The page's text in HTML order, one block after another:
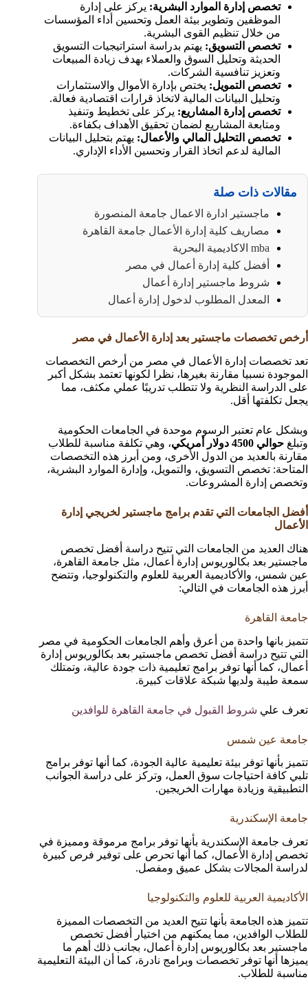
تخصص إدارة الموارد البشرية: يركز على إدارة
الموظفين وتطوير بيئة العمل وتحسين أداء المؤسسات
من خلال تنظيم القوى البشرية.
تخصص التسويق: يهتم بدراسة استراتيجيات التسويق
الحديثة وتحليل السوق والعملاء بهدف زيادة المبيعات
وتعزيز تنافسية الشركات.
تخصص التمويل: يختص بإدارة الأموال والاستثمارات
وتحليل البيانات المالية لاتخاذ قرارات اقتصادية فعالة.
تخصص إدارة المشاريع: يركز على تخطيط وتنفيذ
ومتابعة المشاريع لضمان تحقيق الأهداف بكفاءة.
تخصص التحليل المالي والأعمال: يهتم بتحليل البيانات
المالية لدعم اتخاذ القرار وتحسين الأداء الإداري.
مقالات ذات صلة
ماجستير ادارة الاعمال جامعة المنصورة
مصاريف كلية إدارة الأعمال جامعة القاهرة
mba الاكاديمية البحرية
أفضل كلية إدارة أعمال في مصر
شروط ماجستير إدارة أعمال
المعدل المطلوب لدخول إدارة أعمال
أرخص تخصصات ماجستير بعد إدارة الأعمال في مصر
تعد تخصصات إدارة الأعمال في مصر من أرخص التخصصات
الموجودة نسبيا مقارنة بغيرها، نظرا لكونها تعتمد بشكل أكبر
على الدراسة النظرية ولا تتطلب تدريبًا عملي مكثف، مما
يجعل تكلفتها أقل.
وبشكل عام تعتبر الرسوم موحدة في الجامعات الحكومية
وتبلغ حوالي 4500 دولار أمريكي
، وهي تكلفة مناسبة للطلاب
مقارنة بالعديد من الدول الأخرى، ومن أبرز هذه التخصصات
المتاحة: تخصص التسويق، والتمويل، وإدارة الموارد البشرية،
وتخصص إدارة المشروعات.
أفضل الجامعات التي تقدم برامج ماجستير لخريجي إدارة
الأعمال
هناك العديد من الجامعات التي تتيح دراسة أفضل تخصص
ماجستير بعد بكالوريوس إدارة أعمال، مثل جامعة القاهرة،
عين شمس، والأكاديمية العربية للعلوم والتكنولوجيا، وتتضح
أبرز هذه الجامعات في التالي:
جامعة القاهرة
تتميز بانها واحدة من أعرق وأهم الجامعات الحكومية في مصر
التي تتيح دراسة أفضل تخصص ماجستير بعد بكالوريوس إدارة
أعمال، كما أنها توفر برامج تعليمية ذات جودة عالية، وتمتلك
سمعة طيبة ولديها شبكة علاقات كبيرة.
تعرف علي شروط القبول في جامعة القاهرة للوافدين
جامعة عين شمس
تتميز بأنها توفر بيئة تعليمية عالية الجودة، كما أنها توفر برامج
تلبي كافة احتياجات سوق العمل، وتركز على دراسة الجوانب
التطبيقية وزيادة مهارات الخريجين.
جامعة الإسكندرية
تعرف جامعة الإسكندرية بأنها توفر برامج مرموقة ومميزة في
تخصص إدارة الأعمال، كما أنها تحرص على توفير فرص كبيرة
لدراسة المجالات بشكل عميق ومفصل.
الأكاديمية العربية للعلوم والتكنولوجيا
تتميز هذه الجامعة بأنها تتيح العديد من التخصصات المميزة
للطلاب الوافدين، مما يمكنهم من اختيار أفضل تخصص
ماجستير بعد بكالوريوس إدارة أعمال، بجانب ذلك أهم ما
يميزها أنها توفر تخصصات وبرامج نادرة، كما أن البيئة التعليمية
مناسبة للطلاب.